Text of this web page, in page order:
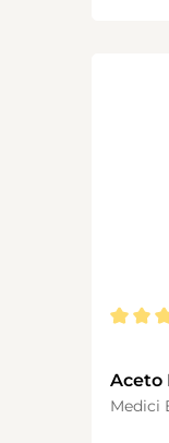
Aceto
Medici